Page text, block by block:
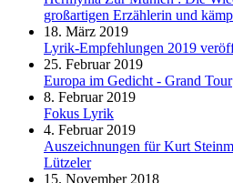
großartigen Erzählerin und
18. März 2019
Lyrik-Empfehlungen 2019
25. Februar 2019
Europa im Gedicht - Grand Tour
8. Februar 2019
Fokus Lyrik
4. Februar 2019
Auszeichnungen für Kurt
Lützeler
15. November 2018